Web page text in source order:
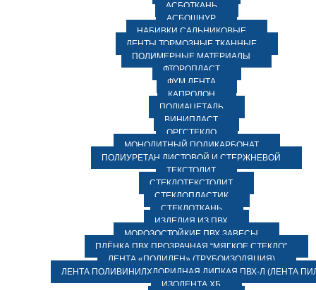
АСБОТКАНЬ
АСБОШНУР
НАБИВКИ САЛЬНИКОВЫЕ
ЛЕНТЫ ТОРМОЗНЫЕ ТКАННЫЕ
ПОЛИМЕРНЫЕ МАТЕРИАЛЫ
ФТОРОПЛАСТ
ФУМ ЛЕНТА
КАПРОЛОН
ПОЛИАЦЕТАЛЬ
ВИНИПЛАСТ
ОРГСТЕКЛО
МОНОЛИТНЫЙ ПОЛИКАРБОНАТ
ПОЛИУРЕТАН ЛИСТОВОЙ И СТЕРЖНЕВОЙ
ТЕКСТОЛИТ
СТЕКЛОТЕКСТОЛИТ
СТЕКЛОПЛАСТИК
СТЕКЛОТКАНЬ
ИЗДЕЛИЯ ИЗ ПВХ
МОРОЗОСТОЙКИЕ ПВХ ЗАВЕСЫ
ПЛЁНКА ПВХ ПРОЗРАЧНАЯ “МЯГКОЕ СТЕКЛО”
ЛЕНТА «ПОЛИЛЕН» (ТРУБОИЗОЛЯЦИЯ)
ЛЕНТА ПОЛИВИНИЛХЛОРИДНАЯ ЛИПКАЯ ПВХ-Л (ЛЕНТА
ИЗОЛЕНТА ХБ